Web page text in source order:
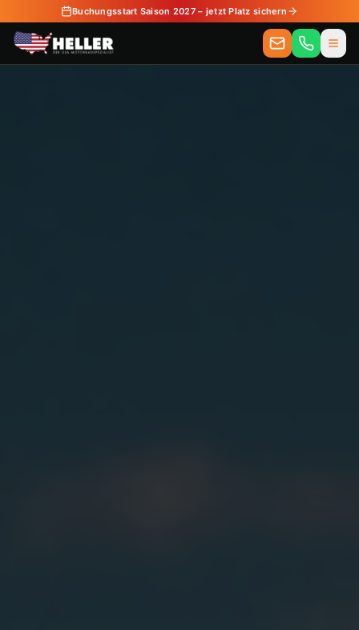
Buchungsstart Saison 2027 – jetzt Platz sichern